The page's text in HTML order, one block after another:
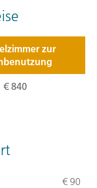
zur
€ 840
€ 90